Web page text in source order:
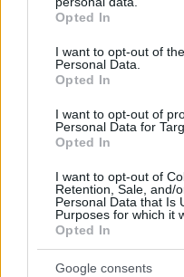
grant or deny consent to
use your data for below
consent section.
Opted In
I want to opt-out of
Personal Data.
Opted In
I want to opt-out of
Personal Data for
Opted In
I want to opt-out of
Retention, Sale, and/
Personal Data that Is
Purposes for which it
Opted In
Google consents